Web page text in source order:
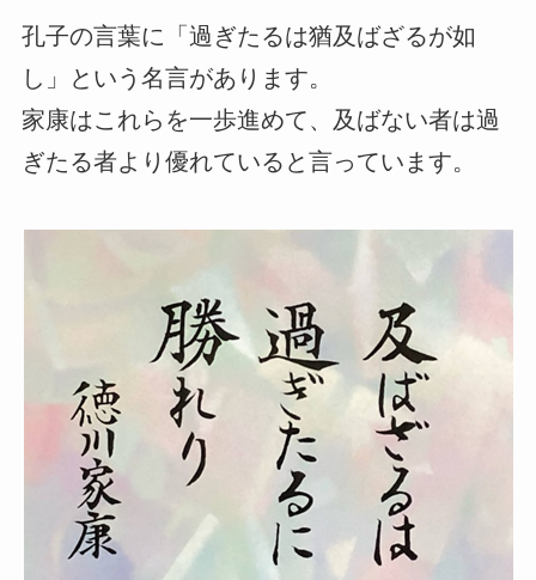
孔子の言葉に「過ぎたるは猶及ばざるが如
し」という名言があります。
家康はこれらを一歩進めて、及ばない者は過
ぎたる者より優れていると言っています。